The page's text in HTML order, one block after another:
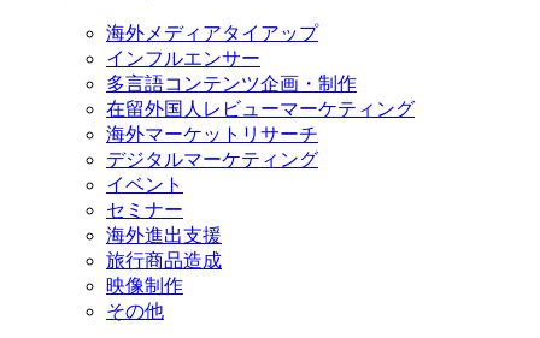
海外メディアタイアップ
インフルエンサー
多言語コンテンツ企画・制作
在留外国⼈レビューマーケティング
海外マーケットリサーチ
デジタルマーケティング
イベント
セミナー
海外進出支援
旅行商品造成
映像制作
その他